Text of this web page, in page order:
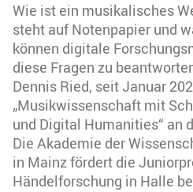
Wie ist ein musikalisches
steht auf Notenpapier und
können digitale
diese Fragen zu
Dennis Ried, seit Januar
„Musikwissenschaft mit
und Digital Humanities“ an
Die Akademie der
in Mainz fördert die
Händelforschung in Halle